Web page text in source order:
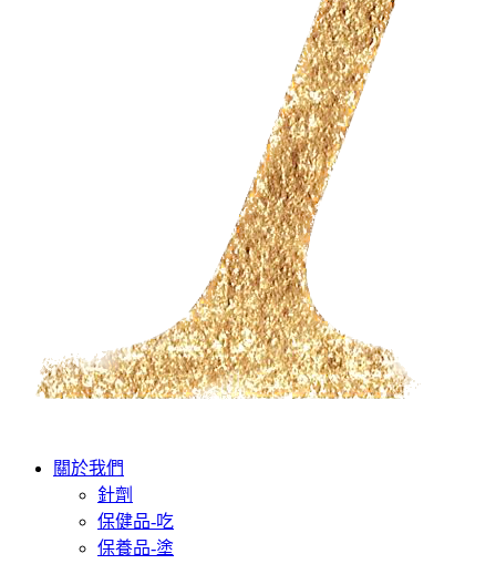
關於我們
針劑
保健品-吃
保養品-塗